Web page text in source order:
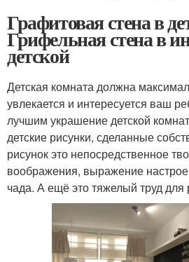
Графитовая стена в
Грифельная стена в
детской
Детская комната должна
увлекается и интересуется ваш
лучшим украшение детской
детские рисунки, сделанные
рисунок это непосредственное
воображения, выражение
чада. А ещё это тяжелый труд для